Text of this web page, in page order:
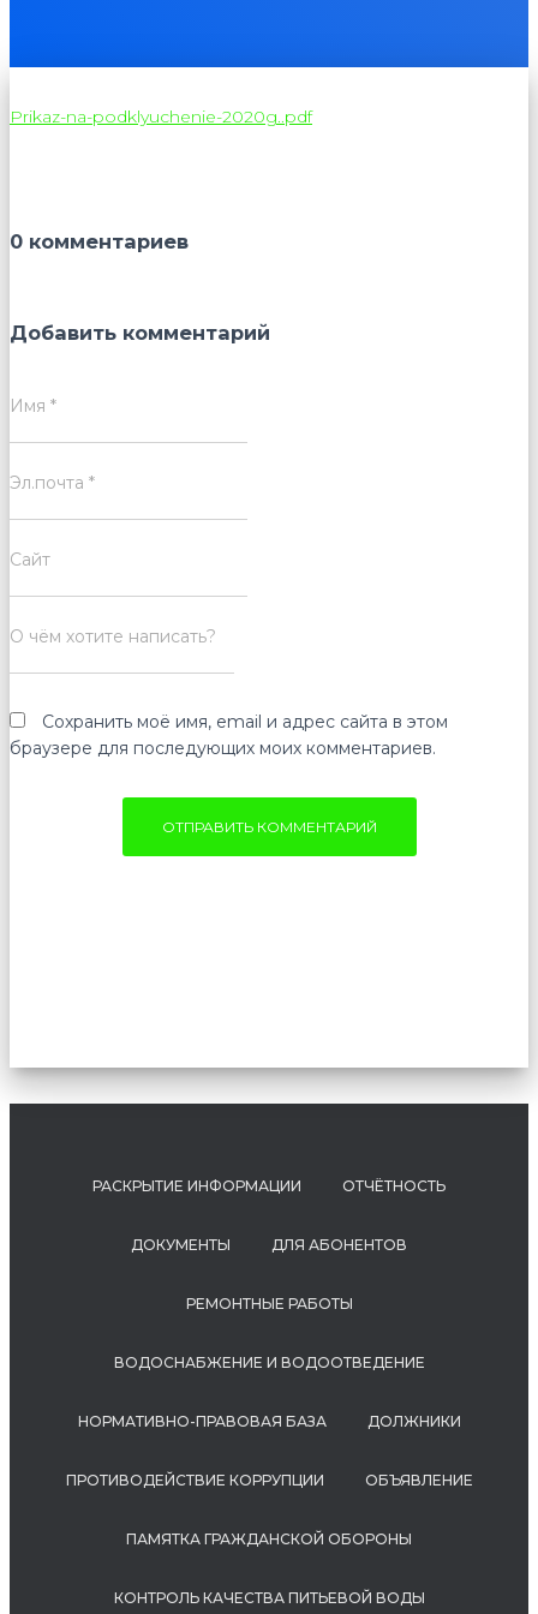
Prikaz-na-podklyuchenie-2020g..pdf
0 комментариев
Добавить комментарий
Имя *
Эл.почта *
Сайт
О чём хотите написать?
Сохранить моё имя, email и адрес сайта в этом
браузере для последующих моих комментариев.
РАСКРЫТИЕ ИНФОРМАЦИИ ОТЧЁТНОСТЬ
ДОКУМЕНТЫ ДЛЯ АБОНЕНТОВ
РЕМОНТНЫЕ РАБОТЫ
ВОДОСНАБЖЕНИЕ И ВОДООТВЕДЕНИЕ
НОРМАТИВНО-ПРАВОВАЯ БАЗА ДОЛЖНИКИ
ПРОТИВОДЕЙСТВИЕ КОРРУПЦИИ ОБЪЯВЛЕНИЕ
ПАМЯТКА ГРАЖДАНСКОЙ ОБОРОНЫ
КОНТРОЛЬ КАЧЕСТВА ПИТЬЕВОЙ ВОДЫ